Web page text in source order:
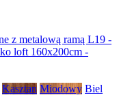
Kasztan Miodowy Biel